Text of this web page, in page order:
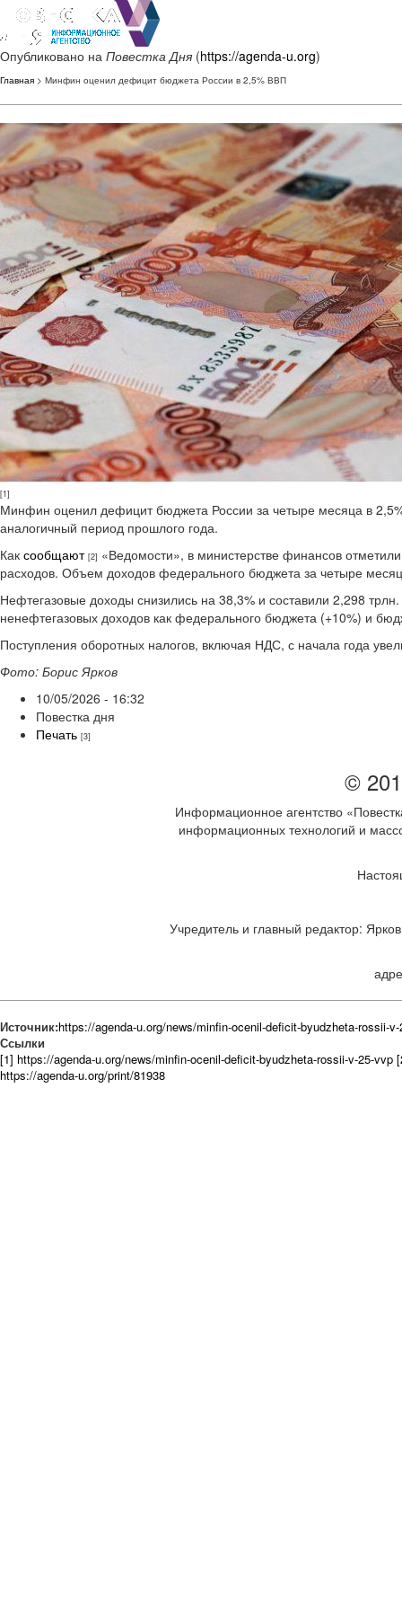
Опубликовано на Повестка Дня (https://agenda-u.org)
Главная > Минфин оценил дефицит бюджета России в 2,5% ВВП
[1]
Минфин оценил дефицит бюджета России за четыре месяца в
аналогичный период прошлого года.
Как сообщают [2] «Ведомости», в министерстве финансов
расходов. Объем доходов федерального бюджета за четыре
Нефтегазовые доходы снизились на 38,3% и составили 2,298
ненефтегазовых доходов как федерального бюджета (+10%) и
Поступления оборотных налогов, включая НДС, с начала года
Фото: Борис Ярков
10/05/2026 - 16:32
Повестка дня
Печать [3]
©
Информационное агентство
информационных технологий и
Учредитель и главный редактор:
Источник:https://agenda-u.org/news/minfin-ocenil-deficit-byudzheta-rossii-
Ссылки
[1] https://agenda-u.org/news/minfin-ocenil-deficit-byudzheta-rossii-v-25-vvp
https://agenda-u.org/print/81938